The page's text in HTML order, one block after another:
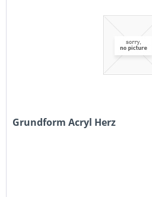
Grundform Acryl Herz